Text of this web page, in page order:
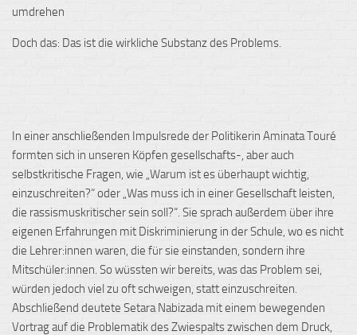
umdrehen
Doch das: Das ist die wirkliche Substanz des Problems.
In einer anschließenden Impulsrede der Politikerin AminataTouré
formten sich in unseren Köpfen gesellschafts-, aber auch
selbstkritische Fragen, wie „Warum ist es überhaupt wichtig,
einzuschreiten?“ oder „Was muss ich in einer Gesellschaft leisten,
die rassismuskritischersein soll?“. Sie sprach außerdem über ihre
eigenen Erfahrungen mit Diskriminierung in der Schule, wo es nicht
die Lehrer:innen waren, die für sie einstanden, sondern ihre
Mitschüler:innen. So wüssten wir bereits, was das Problem sei,
würden jedoch viel zu oft schweigen, statt einzuschreiten.
Abschließend deutete Setara Nabizadamit einem bewegenden
Vortrag auf die Problematik des Zwiespalts zwischen dem Druck,